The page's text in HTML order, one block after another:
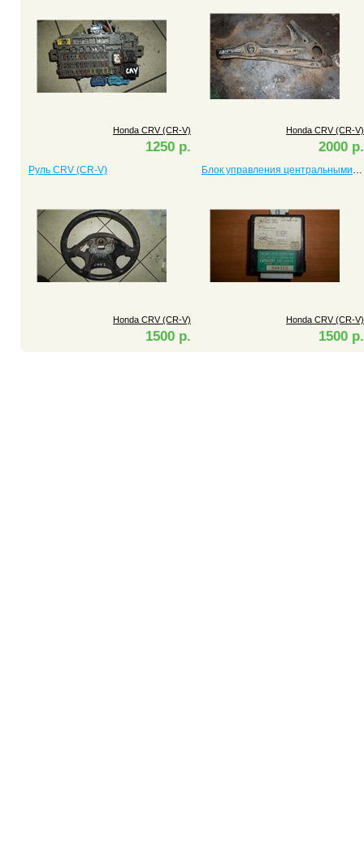
Honda CRV (CR-V)
1250 р.
Honda CRV (CR-V)
2000 р.
Руль CRV (CR-V)
Honda CRV (CR-V)
1500 р.
Блок управления центральными замками CRV (CR-V)
Honda CRV (CR-V)
1500 р.